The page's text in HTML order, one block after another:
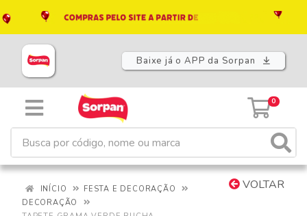
Baixe já o APP da Sorpan
0
VOLTAR
INÍCIO
FESTA E DECORAÇÃO
DECORAÇÃO